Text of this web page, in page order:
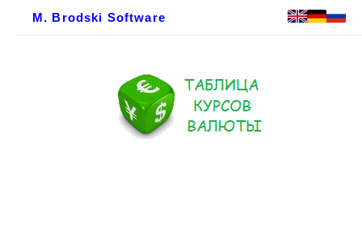
M. Brodski Software